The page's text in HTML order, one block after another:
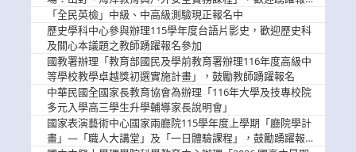
參加
「全民英檢」中級、中高級測驗現正報名中
歷史學科中心參與辦理115學年度台語片影史，歡迎歷史科
及關心本議題之教師踴躍報名參加
國教署辦理「教育部國民及學前教育署辦理116年度高級中
等學校教學卓越獎初選實施計畫」，鼓勵教師踴躍報名
中華民國全國家長教育協會為辦理「116年大學及技專校院
多元入學高三學生升學輔導家長說明會」
國家表演藝術中心國家兩廳院115學年度上學期「廳院學計
畫」—「職人大講堂」及「一日體驗課程」，鼓勵踴躍報名